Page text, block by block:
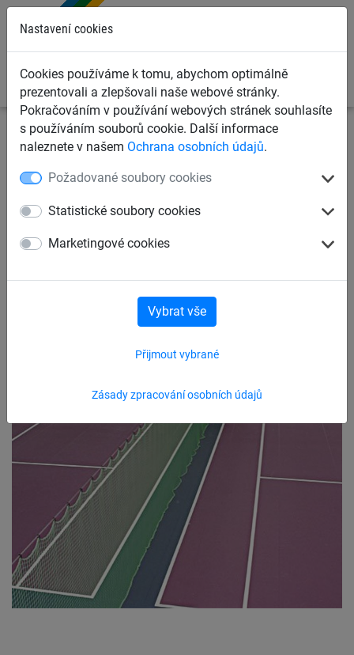
Nastavení cookies
Cookies používáme k tomu, abychom optimálně
prezentovali a zlepšovali naše webové stránky.
Pokračováním v používání webových stránek souhlasíte
s používáním souborů cookie. Další informace
naleznete v našem Ochrana osobních údajů.
Požadované soubory cookies
Statistické soubory cookies
Marketingové cookies
Zásady zpracování osobních údajů
Přijmout vybrané
Vybrat vše
Sportovní sítě Sítě na tenis Dělící sítě tenisových kurtů
Dělící síť 2,3 mm polypropylen
- nehořlavé provedení komplet